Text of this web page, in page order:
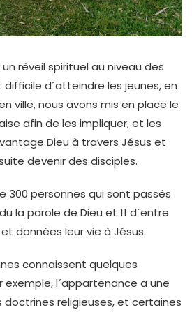
un réveil spirituel au niveau des
d´atteindre les jeunes, en
ville, nous avons mis en place le
afin de les impliquer, et les
Dieu à travers Jésus et
devenir des disciples.
300 personnes qui sont passés
la parole de Dieu et 11 d´entre
données leur vie à Jésus.
connaissent quelques
l´appartenance a une
religieuses, et certaines